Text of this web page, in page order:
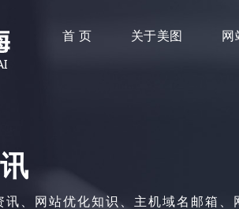
首 页 关于美图 网
、网站优化知识、主机域名邮箱、